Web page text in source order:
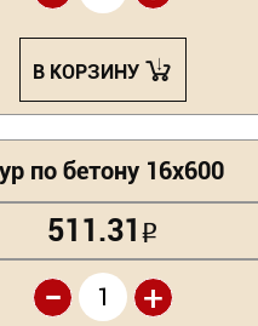
В КОРЗИНУ
по бетону 16х600
511.31 Р
+
-